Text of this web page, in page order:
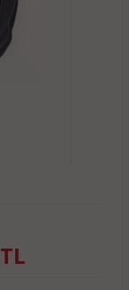
TL